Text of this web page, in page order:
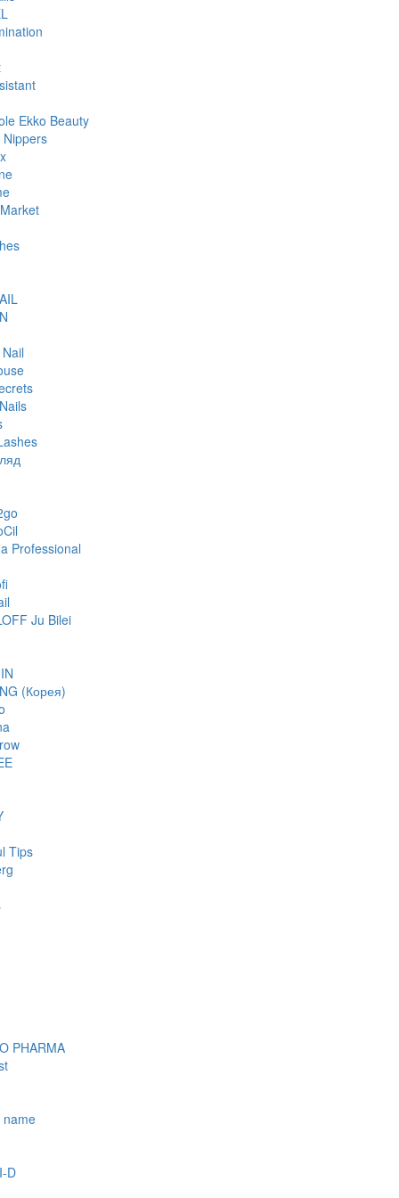
Ekko Beauty
Professional
Ju Bilei
(Корея)
Tips
PHARMA
name
D